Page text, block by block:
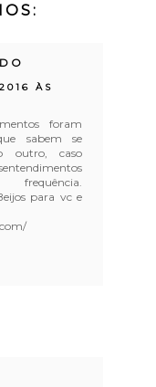
ÀS
foram
sabem se
outro, caso
para vc e